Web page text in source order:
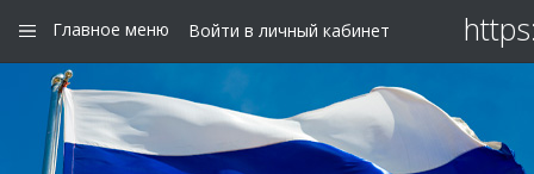
Главное меню Войти в личный кабинет